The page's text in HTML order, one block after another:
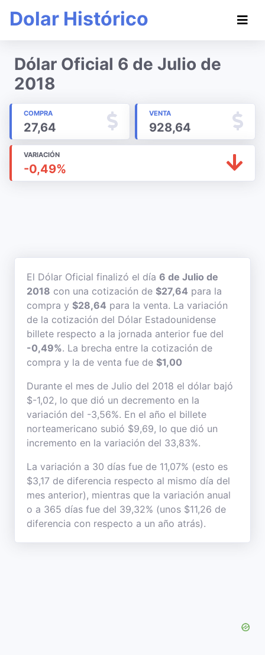
Dolar Histórico
Dólar Oficial 6 de Julio de
2018
COMPRA
27,64
VENTA
928,64
VARIACIÓN
-0,49%
El Dólar Oficial finalizó el día 6 de Julio de
2018 con una cotización de $27,64 para la
compra y $28,64 para la venta. La variación
de la cotización del Dólar Estadounidense
billete respecto a la jornada anterior fue del
-0,49%. La brecha entre la cotización de
compra y la de venta fue de $1,00
Durante el mes de Julio del 2018 el dólar bajó
$-1,02, lo que dió un decremento en la
variación del -3,56%. En el año el billete
norteamericano subió $9,69, lo que dió un
incremento en la variación del 33,83%.
La variación a 30 días fue de 11,07% (esto es
$3,17 de diferencia respecto al mismo día del
mes anterior), mientras que la variación anual
o a 365 días fue del 39,32% (unos $11,26 de
diferencia con respecto a un año atrás).